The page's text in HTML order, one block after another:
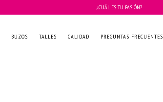
¿CUÁL ES TU PASIÓN?
BUZOS TALLES CALIDAD PREGUNTAS FRECUENTES